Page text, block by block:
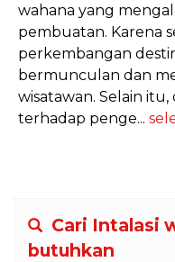
wahana yang
pembuatan. Karena
perkembangan
bermunculan dan
wisatawan. Selain
terhadap penge...
Cari Intalasi
butuhkan